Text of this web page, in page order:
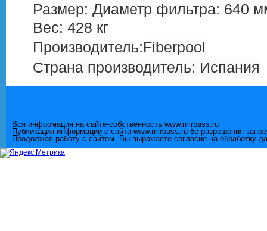
Размер: Диаметр фильтра: 640
Вес: 428 кг
Производитель:Fiberpool
Страна производитель: Испания
Вся информация на сайте-собственность www.mirbass.ru
Публикация информации с сайта www.mirbass.ru бе разрешения
Продолжая работу с сайтом, Вы выражаете согласие на обработку